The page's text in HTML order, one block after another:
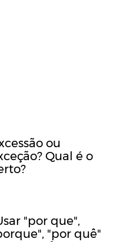
ou
Qual é o
"por que",
"por quê"